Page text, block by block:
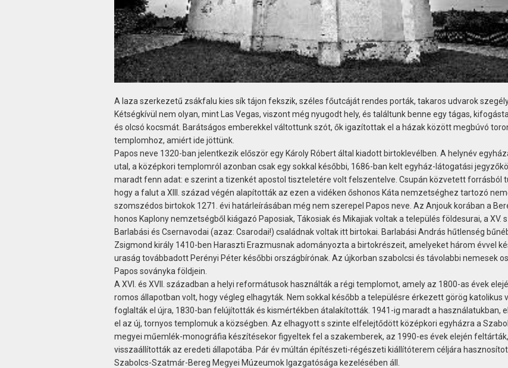
A laza szerkezetű zsákfalu kies sík tájon fekszik, széles főutcáját rendes porták, takaros udvarok
Kétségkívül nem olyan, mint Las Vegas, viszont még nyugodt hely, és találtunk benne egy tágas,
és olcsó kocsmát. Barátságos emberekkel váltottunk szót, ők igazítottak el a házak között megbúvó
templomhoz, amiért ide jöttünk.
Papos neve 1320-ban jelentkezik először egy Károly Róbert által kiadott birtoklevélben. A helynév
utal, a középkori templomról azonban csak egy sokkal későbbi, 1686-ban kelt egyház-látogatási
maradt fenn adat: e szerint a tizenkét apostol tiszteletére volt felszentelve. Csupán közvetett forrásból
hogy a falut a XIII. század végén alapították az ezen a vidéken őshonos Káta nemzetséghez tartozó
szomszédos birtokok 1271. évi határleírásában még nem szerepel Papos neve. Az Anjouk korában a
honos Kaplony nemzetségből kiágazó Paposiak, Tákosiak és Mikajiak voltak a település földesurai, a XV.
Barlabási és Csernavodai (azaz: Csarodai!) családnak voltak itt birtokai. Barlabási András hűtlenség
Zsigmond király 1410-ben Haraszti Erazmusnak adományozta a birtokrészeit, amelyeket három évvel
uraság továbbadott Perényi Péter későbbi országbírónak. Az újkorban szabolcsi és távolabbi nemesek
Papos soványka földjein.
A XVI. és XVII. században a helyi reformátusok használták a régi templomot, amely az 1800-as évek
romos állapotban volt, hogy végleg elhagyták. Nem sokkal később a településre érkezett görög katolikus
foglalták el újra, 1830-ban felújították és kismértékben átalakították. 1941-ig maradt a használatukban,
el az új, tornyos templomuk a községben. Az elhagyott s szinte elfelejtődött középkori egyházra a
megyei műemlék-monográfia készítésekor figyeltek fel a szakemberek, az 1990-es évek elején
visszaállították az eredeti állapotába. Pár év múltán építészeti-régészeti kiállítóterem céljára
Szabolcs-Szatmár-Bereg Megyei Múzeumok Igazgatósága kezelésében áll.